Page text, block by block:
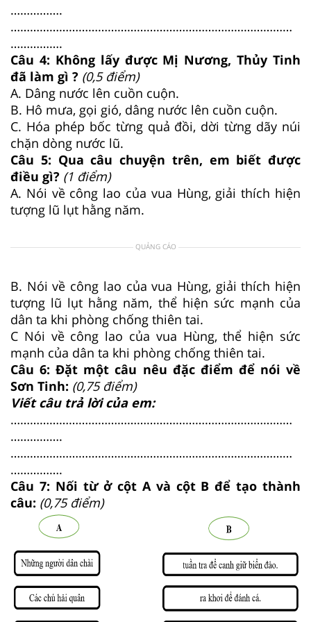
…………….
……………………………………………………………………………
…………….
Câu 4: Không lấy được Mị Nương, Thủy Tinh
đã làm gì ? (0,5 điểm)
A. Dâng nước lên cuồn cuộn.
B. Hô mưa, gọi gió, dâng nước lên cuồn cuộn.
C. Hóa phép bốc từng quả đồi, dời từng dãy núi
chặn dòng nước lũ.
Câu 5: Qua câu chuyện trên, em biết được
điều gì? (1 điểm)
A. Nói về công lao của vua Hùng, giải thích hiện
tượng lũ lụt hằng năm.
QUẢNG CÁO
B. Nói về công lao của vua Hùng, giải thích hiện
tượng lũ lụt hằng năm, thể hiện sức mạnh của
dân ta khi phòng chống thiên tai.
C Nói về công lao của vua Hùng, thể hiện sức
mạnh của dân ta khi phòng chống thiên tai.
Câu 6: Đặt một câu nêu đặc điểm để nói về
Sơn Tinh: (0,75 điểm)
Viết câu trả lời của em:
……………………………………………………………………………
…………….
……………………………………………………………………………
…………….
Câu 7: Nối từ ở cột A và cột B để tạo thành
câu: (0,75 điểm)